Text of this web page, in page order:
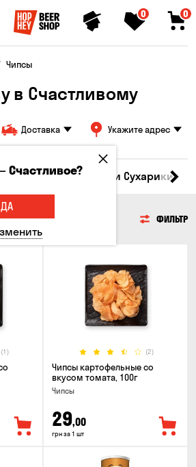
0 0
Чипсы
в Счастливому
Доставка Укажите адрес
Чипсы Гренки и Сухарики
ФИЛЬТР
(1) (2)
Чипсы картофельные со
вкусом томата, 100г
Чипсы
29,00
грн за 1 шт
Счастливое?
ДА